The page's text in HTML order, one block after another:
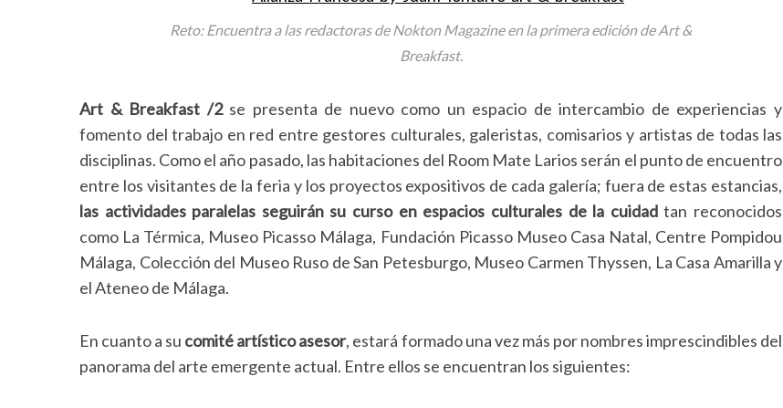
Reto: Encuentra a las redactoras de Nokton Magazine en la primera edición de Art &
Breakfast.
Art & Breakfast /2se presenta de nuevo como un espacio de intercambio de experiencias y
fomento del trabajo en red entre gestores culturales, galeristas, comisarios y artistas de todas las
disciplinas. Como el año pasado, las habitaciones del Room Mate Larios serán el punto de encuentro
entre los visitantes de la feria y los proyectos expositivos de cada galería; fuera de estas estancias,
las actividades paralelas seguirán su curso en espacios culturales de la cuidadtan reconocidos
como La Térmica, Museo Picasso Málaga, Fundación Picasso Museo Casa Natal, Centre Pompidou
Málaga, Colección del Museo Ruso de San Petesburgo, Museo Carmen Thyssen, La Casa Amarilla y
el Ateneo de Málaga.
En cuanto a su comité artístico asesor, estará formado una vez más por nombres imprescindibles del
panorama del arte emergente actual. Entre ellos se encuentran los siguientes: